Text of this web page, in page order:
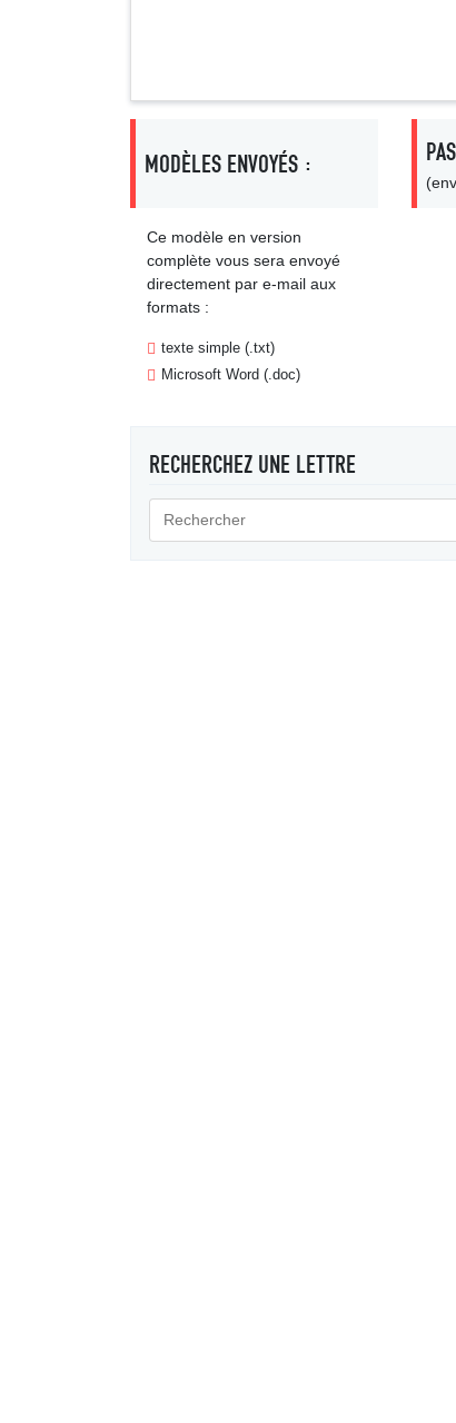
MODÈLES ENVOYÉS :
Ce modèle en version
complète vous sera envoyé
directement par e-mail aux
formats :
texte simple (.txt)
Microsoft Word (.doc)
RECHERCHEZ UNE LETTRE